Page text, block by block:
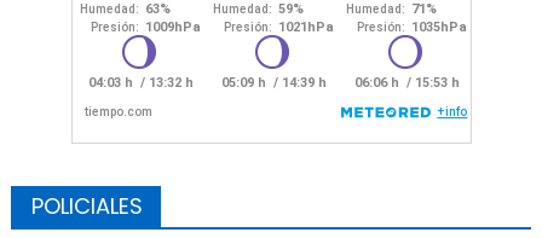
POLICIALES